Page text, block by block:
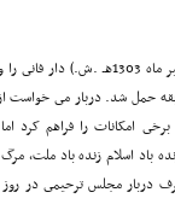
شیخ عبدالنبى نورى در 20 محرم الحرام
حمل شد. دربار مى خواست
امکانات را فراهم
باد اسلام زنده باد ملت،